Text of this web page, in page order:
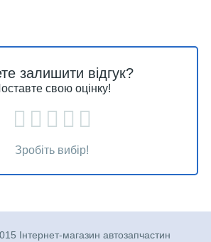
залишити відгук?
свою оцінку!
Зробіть вибір!
Інтернет-магазин автозапчастин